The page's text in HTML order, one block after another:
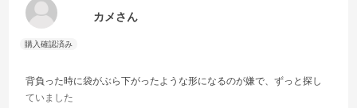
カメさん
背負った時に袋がぶら下がったような形になるのが嫌で、ずっと探し
ていました